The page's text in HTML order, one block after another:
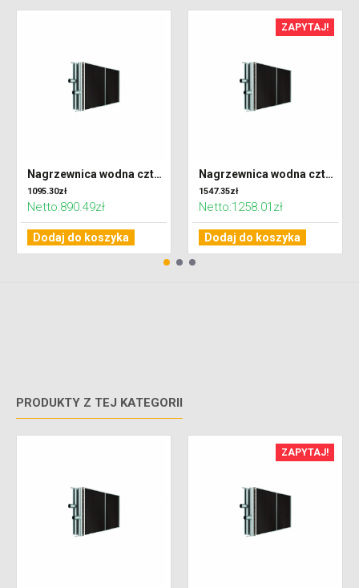
Nagrzewnica wodna czterorzędowa do centrali VENTUS VVS021
1095.30zł
Netto:890.49zł
Dodaj do koszyka
ZAPYTAJ!
Nagrzewnica wodna czterorzędowa do centrali VENTUS VVS030
1547.35zł
Netto:1258.01zł
Dodaj do koszyka
PRODUKTY Z TEJ KATEGORII
ZAPYTAJ!